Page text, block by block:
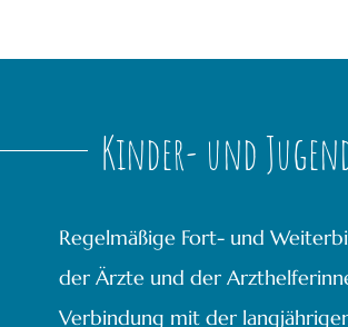
Kinder- und
Regelmäßige Fort- und
der Ärzte und der
Verbindung mit der